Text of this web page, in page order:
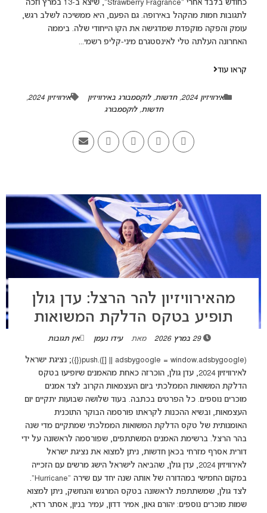
כחודש בלבד אחרי “Strawberry Fragrance”, שיצא ב-13 במרץ וזכה
לתגובות חמות מהקהל באירופה. גם הפעם, היא ממשיכה לשלב רגש,
עומק והפקה מוקפדת שמדגישה את הקו הייחודי שלה. ביממה
האחרונה העלתה טלי לאינסטגרם מיני‑קליפ רשמי...
קראו עוד
אירוויזיון 2024 ,חדשות,לוקסמבורג באירוויזיון אירוויזיון 2024
,
חדשות,לוקסמבורג
מהאירוויזיון להר הרצל: עדן גולן
תופיע בטקס הדלקת המשואות
29 במרץ 2026 מאת עידו נעמן אין תגובות
(adsbygoogle = window.adsbygoogle || []).push({}); נציגת ישראל
לאירוויזיון 2024, עדן גולן, הוכרזה כאחת מהאמנים שיופיעו בטקס
הדלקת המשואות הממלכתי ביום העצמאות הקרוב לצד אמנים
מוכרים נוספים. כל הפרטים בכתבה. בעוד שלושה שבועות יתקיים יום
העצמאות, ובשיא ההכנות לקראתו פורסמה הבוקר התוכנית
האומנותית של טקס הדלקת המשואות הממלכתי שמתקיים מדי שנה
בהר הרצל. ברשימת האמנים המשתתפים, שפורסמה לראשונה על ידי
דורית אסרף מזרחי בכאן חדשות, ניתן למצוא את נציגת ישראל
לאירוויזיון 2024, עדן גולן, שהביאה לישראל הישג מרשים עם הזכייה
במקום החמישי במהדורה של אותה שנה יחד עם שירה "Hurricane".
לצד גולן, שמשתתפת לראשונה בטקס המרגש והנחשק, ניתן למצוא
שמות מוכרים נוספים: יהורם גאון, אמיר דדון, עמיר בניון, אסתר רדא,